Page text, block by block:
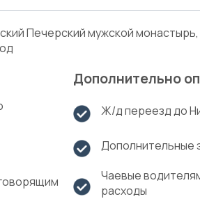
Печерский мужской
Дополнительно
Ж/д переезд до
Дополнительные
Чаевые
расходы